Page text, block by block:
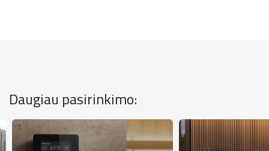
Daugiau pasirinkimo: